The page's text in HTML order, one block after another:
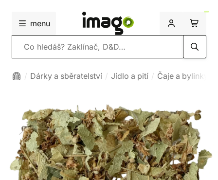
menu
Vyhledávání
Dárky a sběratelství Jídlo a pití Čaje a bylinky